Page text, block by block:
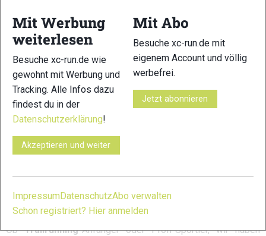
Aktivitäten der Mitglieder
RSS-
Feed
Zeige:
Es wurde leider keine Aktivität gefunden. Bitte
versuche es mit einem anderen Filter.
xc-run.de ist DAS deutschsprachige Trailrunning-Portal mit
deine Lieblingssportart wissen solltest.
ObTrailrunning-Anfänger oder Profi-Sportler, wir haben
Mit Werbung
weiterlesen
Besuche xc-run.de wie
gewohnt mit Werbung und
Tracking. Alle Infos dazu
findest du in der
Datenschutzerklärung!
Akzeptieren und weiter
Mit Abo
Besuche xc-run.de mit
eigenem Account und völlig
werbefrei.
Jetzt abonnieren
ImpressumDatenschutzAbo verwalten
Schon registriert? Hier anmelden